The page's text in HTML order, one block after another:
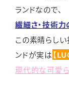
ランドなので、
繊細さ・技術力
この素晴らし
ンドが実は【
現代的な可愛